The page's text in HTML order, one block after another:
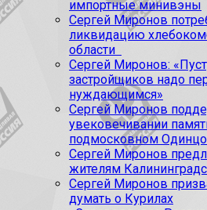
импортные минивэны
Сергей Миронов
ликвидацию
области
Сергей Миронов:
застройщиков надо
нуждающимся»
Сергей Миронов
увековечивании
подмосковном
Сергей Миронов
жителям
Сергей Миронов
думать о Курилах